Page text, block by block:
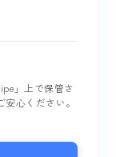
」上で保管さ
心ください。